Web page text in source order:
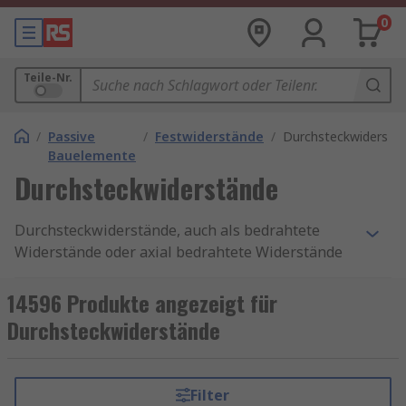
0
Teile-Nr.
/ Passive
Bauelemente
/ Festwiderstände /
Durchsteckwiderstände
Durchsteckwiderstände, auch als bedrahtete
Widerstände oder axial bedrahtete Widerstände
Bauelemente, die in einer Vielzahl von
Anwendungen in der Elektronik verwendet
werden. Ihre Aufgabe besteht darin, den
dadurch Spannungsteiler, Filter oder
14596 Produkte angezeigt für
Durchsteckwiderstände
Filter